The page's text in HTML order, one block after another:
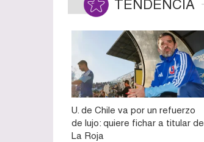
TENDENCIA
U. de Chile va por un refuerzo
de lujo: quiere fichar a titular de
La Roja